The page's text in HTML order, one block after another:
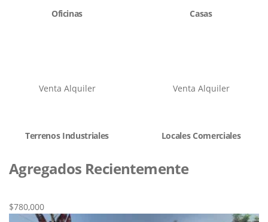
Oficinas Casas
Venta Alquiler
Terrenos Industriales
Venta Alquiler
Locales Comerciales
Agregados Recientemente
$780,000